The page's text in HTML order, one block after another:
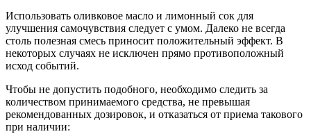
Использовать оливковое масло и лимонный сок для
улучшения самочувствия следует с умом. Далеко не всегда
столь полезная смесь приносит положительный эффект. В
некоторых случаях не исключен прямо противоположный
исход событий.
Чтобы не допустить подобного, необходимо следить за
количеством принимаемого средства, не превышая
рекомендованных дозировок, и отказаться от приема такового
при наличии: